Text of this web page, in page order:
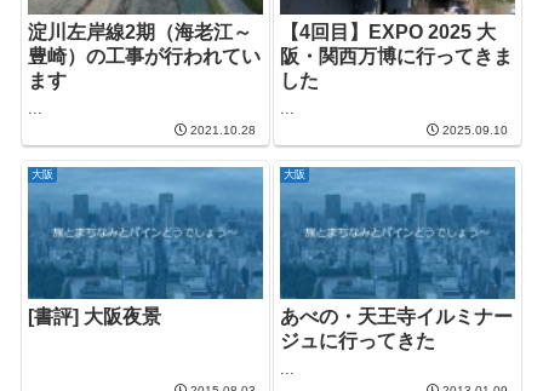
淀川左岸線2期（海老江～
豊崎）の工事が行われてい
ます
2021.10.28
【4回目】EXPO 2025 大
阪・関西万博に行ってきま
した
2025.09.10
大阪
[書評] 大阪夜景
大阪
あべの・天王寺イルミナー
ジュに行ってきた